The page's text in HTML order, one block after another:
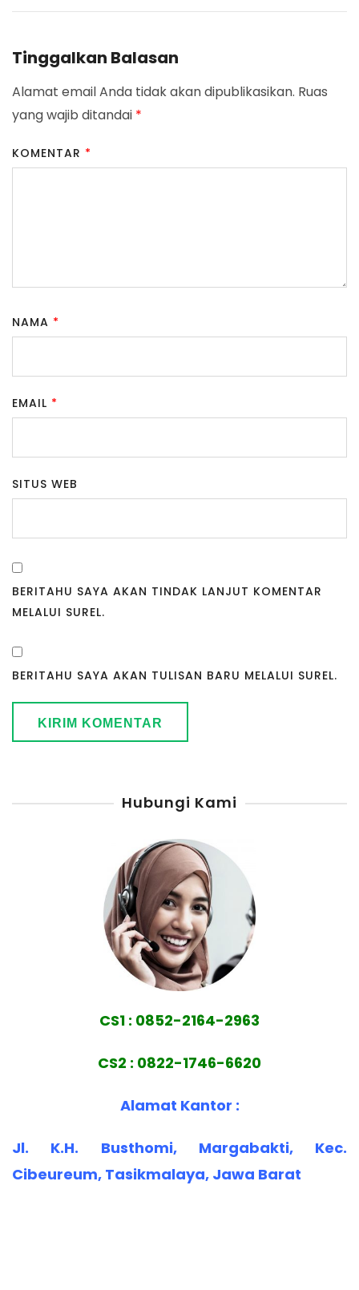
Tinggalkan Balasan
Alamat email Anda tidak akan dipublikasikan. Ruas
yang wajib ditandai *
KOMENTAR *
NAMA *
EMAIL *
SITUS WEB
BERITAHU SAYA AKAN TINDAK LANJUT KOMENTAR
MELALUI SUREL.
BERITAHU SAYA AKAN TULISAN BARU MELALUI SUREL.
Hubungi Kami
CS1 : 0852-2164-2963
CS2 : 0822-1746-6620
Alamat Kantor :
Jl. K.H. Busthomi, Margabakti, Kec.
Cibeureum, Tasikmalaya, Jawa Barat